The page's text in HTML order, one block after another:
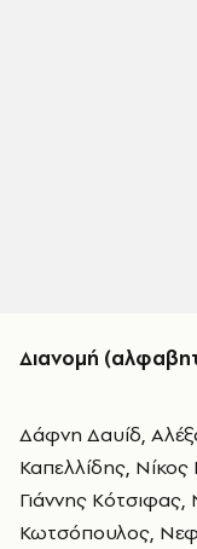
Διανομή
Δάφνη Δαυίδ,
Καπελλίδης,
Γιάννης
Κωτσόπουλος,